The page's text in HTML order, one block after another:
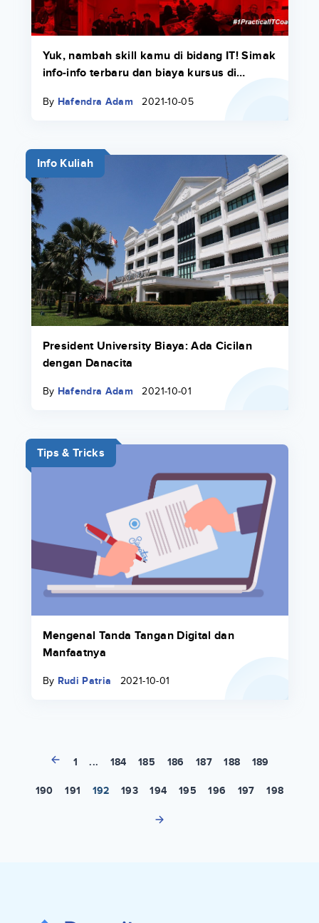
Yuk, nambah skill kamu di bidang IT! Simak
info-info terbaru dan biaya kursus di
By Hafendra Adam 2021-10-05
Info Kuliah
President University Biaya: Ada Cicilan
dengan Danacita
By Hafendra Adam 2021-10-01
Tips & Tricks
Mengenal Tanda Tangan Digital dan
Manfaatnya
By Rudi Patria 2021-10-01
1 ... 184 185 186 187 188 189
190 191 192 193 194 195 196 197 198